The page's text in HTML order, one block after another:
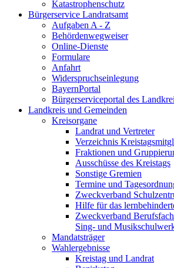
Katastrophenschutz
Bürgerservice Landratsamt
Aufgaben A - Z
Behördenwegweiser
Online-Dienste
Formulare
Anfahrt
Widerspruchseinlegung
BayernPortal
Bürgerserviceportal des
Landkreis und Gemeinden
Kreisorgane
Landrat und Vertreter
Verzeichnis
Fraktionen und
Ausschüsse des Kreistags
Sonstige Gremien
Termine und
Zweckverband
Hilfe für das
Zweckverband
Sing- und
Mandatsträger
Wahlergebnisse
Kreistag und Landrat